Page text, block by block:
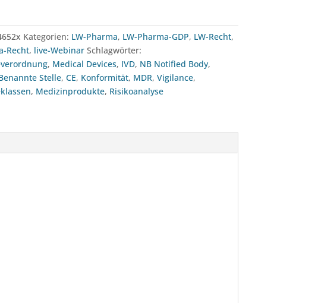
Kategorien: LW-Pharma, LW-Pharma-GDP, LW-Recht,
Recht, live-Webinar Schlagwörter:
, Medical Devices, IVD, NB Notified Body,
Stelle, CE, Konformität, MDR, Vigilance,
, Medizinprodukte, Risikoanalyse